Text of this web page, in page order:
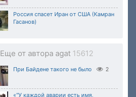
Россия спасет Иран от США (Камран
Гасанов)
Еще от автора agat 15612
При Байдене такого не было 2
«"У каждой аварии есть имя,